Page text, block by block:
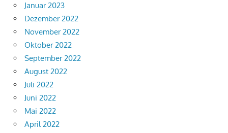
Januar 2023
Dezember 2022
November 2022
Oktober 2022
September 2022
August 2022
Juli 2022
Juni 2022
Mai 2022
April 2022